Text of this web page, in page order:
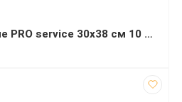
Салфетки вискозные PRO service 30х38 см 10 штук